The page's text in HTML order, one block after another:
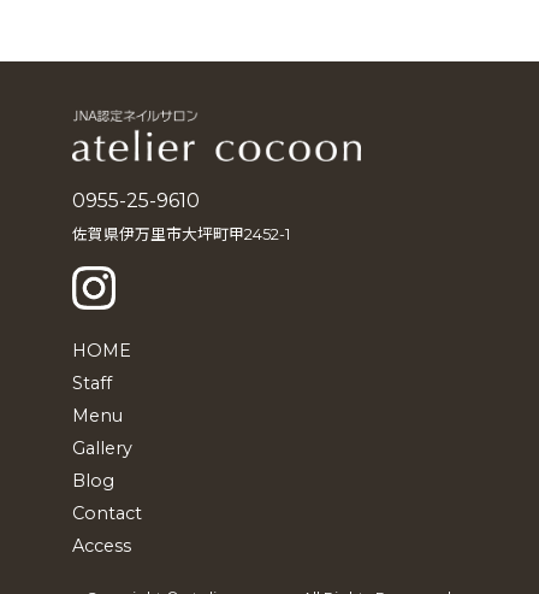
0955-25-9610
佐賀県伊万里市大坪町甲2452-1
HOME
Staff
Menu
Gallery
Blog
Contact
Access